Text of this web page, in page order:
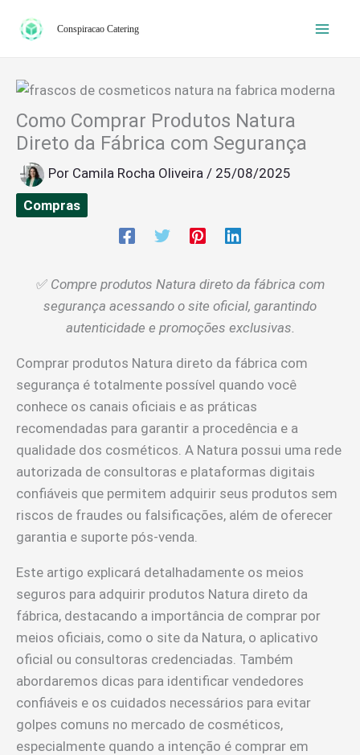
para
Conspiracao Catering
Como Comprar Produtos Natura
Direto da Fábrica com Segurança
Por Camila Rocha Oliveira / 25/08/2025
Compras
✅ Compre produtos Natura direto da fábrica com
segurança acessando o site oficial, garantindo
autenticidade e promoções exclusivas.
Comprar produtos Natura direto da fábrica com
segurança é totalmente possível quando você
conhece os canais oficiais e as práticas
recomendadas para garantir a procedência e a
qualidade dos cosméticos. A Natura possui uma rede
autorizada de consultoras e plataformas digitais
confiáveis que permitem adquirir seus produtos sem
riscos de fraudes ou falsificações, além de oferecer
garantia e suporte pós-venda.
Este artigo explicará detalhadamente os meios
seguros para adquirir produtos Natura direto da
fábrica, destacando a importância de comprar por
meios oficiais, como o site da Natura, o aplicativo
oficial ou consultoras credenciadas. Também
abordaremos dicas para identificar vendedores
confiáveis e os cuidados necessários para evitar
golpes comuns no mercado de cosméticos,
especialmente quando a intenção é comprar em